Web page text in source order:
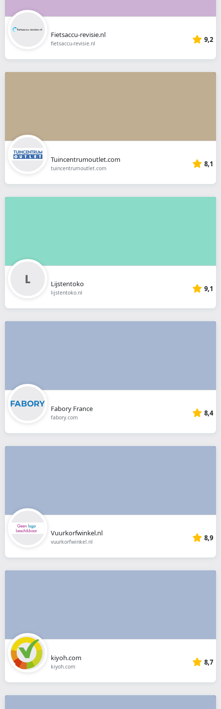
Fietsaccu-revisie.nl
fietsaccu-revisie.nl 9,2
Tuincentrumoutlet.com
tuincentrumoutlet.com 8,1
Lijstentoko
lijstentoko.nl 9,1
Fabory France
fabory.com 8,4
Vuurkorfwinkel.nl
vuurkorfwinkel.nl 8,9
kiyoh.com
kiyoh.com 8,7